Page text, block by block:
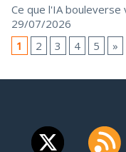
Ce que l'IA
29/07/2026
1
2 3 4 5 »